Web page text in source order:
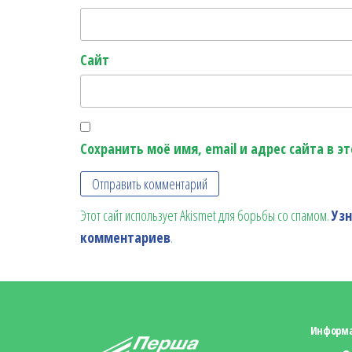
Сайт
Сохранить моё имя, email и адрес сайта в
Этот сайт использует Akismet для борьбы со спамом.
комментариев.